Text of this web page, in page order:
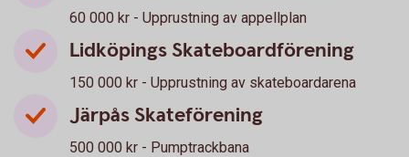
60 000 kr - Upprustning av appellplan
Lidköpings Skateboardförening
150 000 kr - Upprustning av skateboardarena
Järpås Skateförening
500 000 kr - Pumptrackbana